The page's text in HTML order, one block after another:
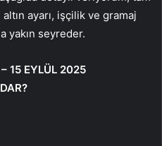
ayarı, işçilik ve gramaj
yakın seyreder.
15 EYLÜL 2025